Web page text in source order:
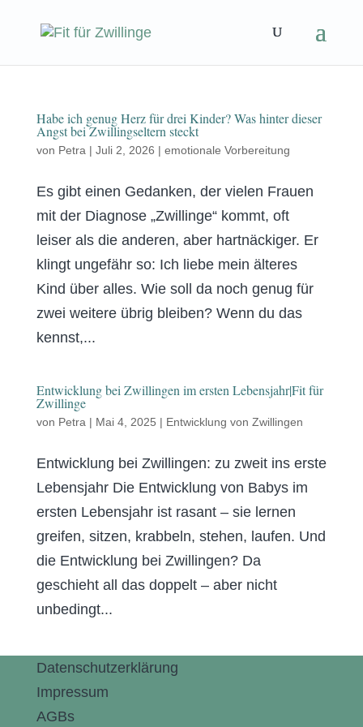
Habe ich genug Herz für drei Kinder? Was hinter dieser
Angst bei Zwillingseltern steckt
von Petra | Juli 2, 2026 | emotionale Vorbereitung
Es gibt einen Gedanken, der vielen Frauen
mit der Diagnose „Zwillinge“ kommt, oft
leiser als die anderen, aber hartnäckiger. Er
klingt ungefähr so: Ich liebe mein älteres
Kind über alles. Wie soll da noch genug für
zwei weitere übrig bleiben? Wenn du das
kennst,...
Entwicklung bei Zwillingen im ersten Lebensjahr|Fit für
Zwillinge
von Petra | Mai 4, 2025 | Entwicklung von Zwillingen
Entwicklung bei Zwillingen: zu zweit ins erste
Lebensjahr Die Entwicklung von Babys im
ersten Lebensjahr ist rasant – sie lernen
greifen, sitzen, krabbeln, stehen, laufen. Und
die Entwicklung bei Zwillingen? Da
geschieht all das doppelt – aber nicht
unbedingt...
Datenschutzerklärung
Impressum
AGBs